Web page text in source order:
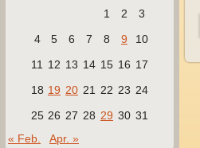
1
2
3
4
5 6 7 8 9
10
11
12 13 14 15 16 17
18 19 20 21 22 23 24
25 26 27 28 29 30 31
« Feb.
Apr. »